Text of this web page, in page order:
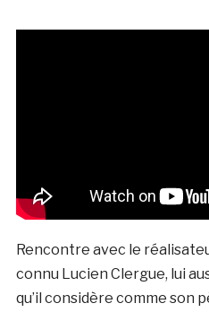
Rencontre avec le
connu Lucien Clergue, lui
qu’il considère comme son